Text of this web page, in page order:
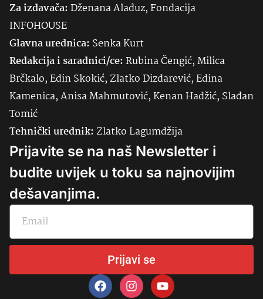
Za izdavača:Dženana Alađuz, Fondacija
INFOHOUSE
Glavna urednica: SenkaKurt
Redakcija i saradnici/ce:Rubina Čengić, Milica
Brčkalo, Edin Skokić, Zlatko Dizdarević, Edina
Kamenica, Anisa Mahmutović, Kenan Hadžić, Slađan
Tomić
Tehnički urednik:Zlatko Lagumdžija
Prijavite se na naš Newsletter i
budite uvijek u toku sa najnovijim
dešavanjima.
Prijavi se